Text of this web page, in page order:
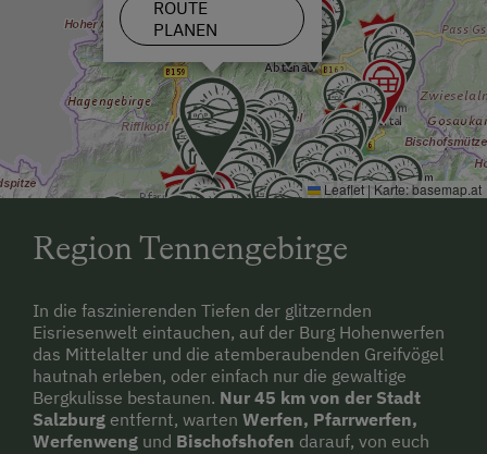
Schneeschuhwanderung
Skibusnähe
Skifahren
Skilehrer
Skilift
Wandern
Toilette
Aussicht auf eine Berglandschaft
Handtücher
Wasserkocher
Wlan
Tisch mit Lampe
Familienzimmer
Küchenausstattung
Neubau
ROUTE
PLANEN
Leaflet | Karte:basemap.at
Region Tennengebirge
In die faszinierenden Tiefen der glitzernden
Eisriesenwelt eintauchen, auf der Burg Hohenwerfen
das Mittelalter und die atemberaubenden Greifvögel
hautnah erleben, oder einfach nur die gewaltige
Bergkulisse bestaunen. Nur 45 km von der Stadt
Salzburg entfernt, warten Werfen, Pfarrwerfen,
Werfenweng und Bischofshofen darauf, von euch